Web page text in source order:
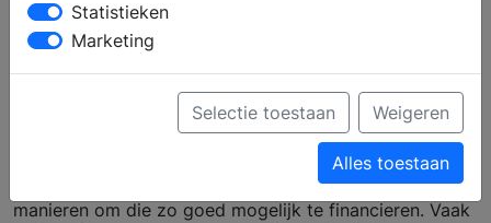
Manieren om de nieuwe
keuken te financieren
Een nieuwe keuken kopen is een hele investering en
men gaat dan ook vaak op zoek naar de beste
manieren om die zo goed mogelijk te financieren. Vaak
Statistieken
Marketing
Selectie toestaan Weigeren
Alles toestaan